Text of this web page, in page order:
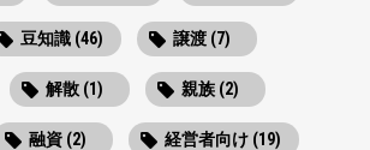
豆知識 (46) 譲渡 (7)
解散 (1) 親族 (2)
融資 (2) 経営者向け (19)